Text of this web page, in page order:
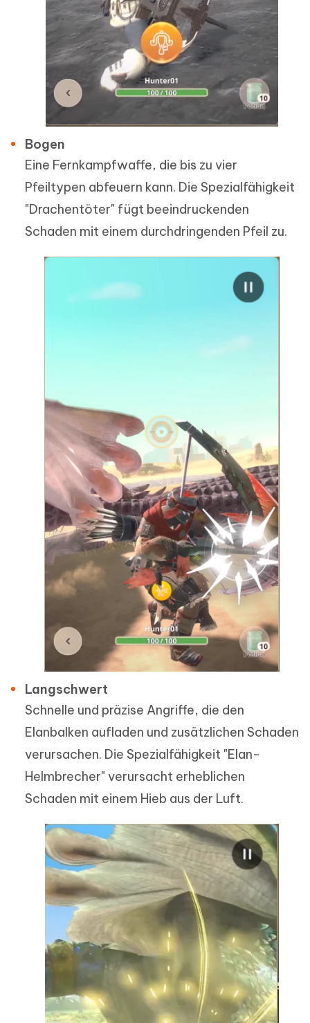
Bogen
Eine Fernkampfwaffe, die bis zu vier
Pfeiltypen abfeuern kann. Die Spezialfähigkeit
"Drachentöter" fügt beeindruckenden
Schaden mit einem durchdringenden Pfeil zu.
Langschwert
Schnelle und präzise Angriffe, die den
Elanbalken aufladen und zusätzlichen Schaden
verursachen. Die Spezialfähigkeit "Elan-
Helmbrecher" verursacht erheblichen
Schaden mit einem Hieb aus der Luft.